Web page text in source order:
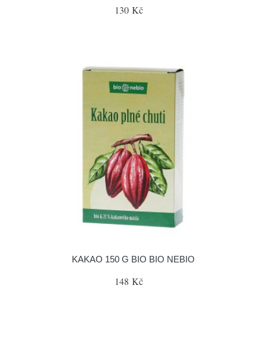
130 Kč
KAKAO 150 G BIO BIO NEBIO
148 Kč